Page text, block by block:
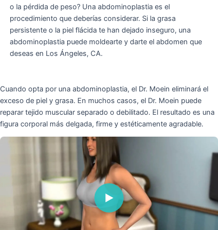
o la pérdida de peso? Una abdominoplastia es el
procedimiento que deberías considerar. Si la grasa
persistente o la piel flácida te han dejado inseguro, una
abdominoplastia puede moldearte y darte el abdomen que
deseas en Los Ángeles, CA.
Cuando opta por una abdominoplastia, el Dr. Moein eliminará el
exceso de piel y grasa. En muchos casos, el Dr. Moein puede
reparar tejido muscular separado o debilitado. El resultado es una
figura corporal más delgada, firme y estéticamente agradable.